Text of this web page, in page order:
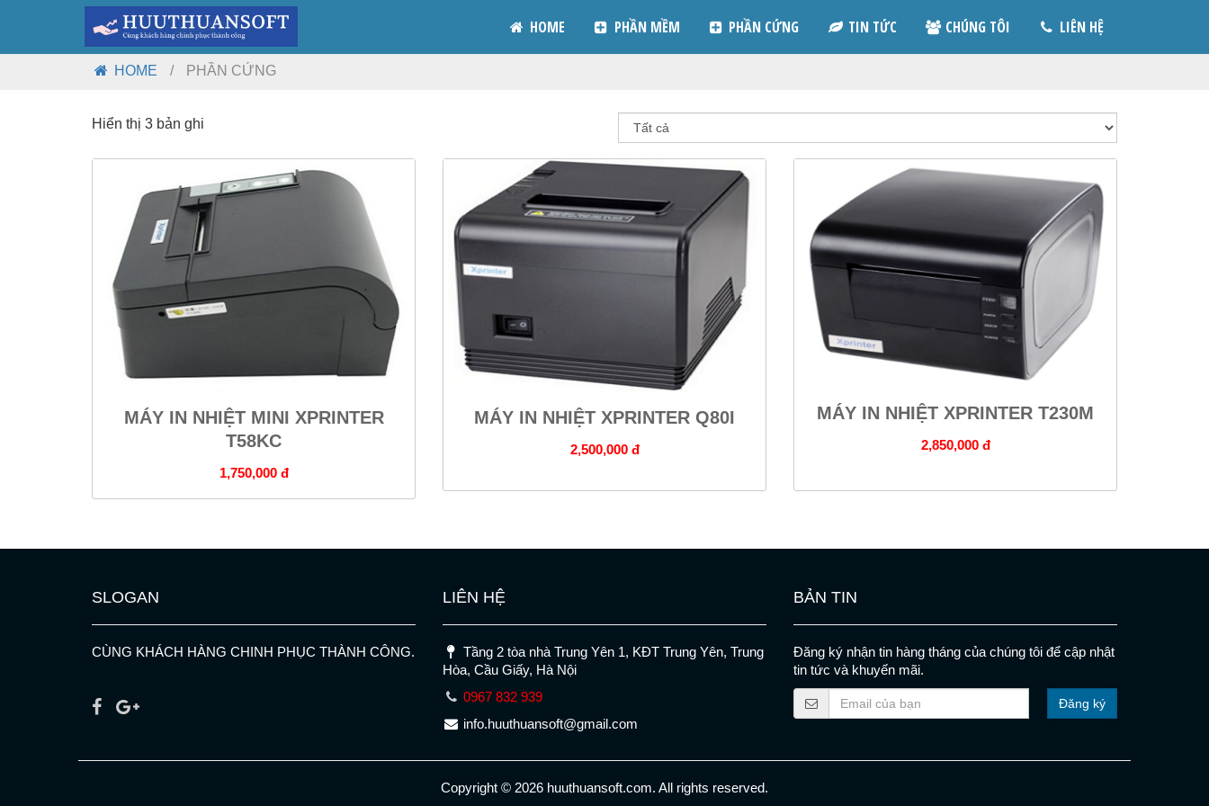
HOME PHẦN MỀM PHẦN CỨNG TIN TỨC CHÚNG TÔI LIÊN HỆ
HOME / PHẦN CỨNG
Hiển thị 3 bản ghi
MÁY IN NHIỆT MINI XPRINTER
T58KC
1,750,000 đ
MÁY IN NHIỆT XPRINTER Q80I
2,500,000 đ
MÁY IN NHIỆT XPRINTER T230M
2,850,000 đ
SLOGAN
CÙNG KHÁCH HÀNG CHINH PHỤC THÀNH CÔNG.
LIÊN HỆ
Tầng 2 tòa nhà Trung Yên 1, KĐT Trung Yên, Trung
Hòa, Cầu Giấy, Hà Nội
0967 832 939
info.huuthuansoft@gmail.com
BẢN TIN
Đăng ký nhận tin hàng tháng của chúng tôi để cập nhật
tin tức và khuyến mãi.
Đăng ký
Copyright © 2026 huuthuansoft.com. All rights reserved.